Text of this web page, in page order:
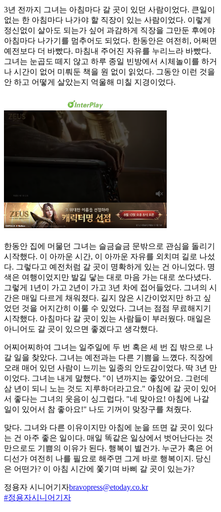
3년 전까지 그녀는 아침마다 갈 곳이 있던 사람이었다. 큰일이
없는 한 아침마다 나가야 할 직장이 있는 사람이었다. 이렇게
정신없이 살아도 되는가 싶어 과감하게 직장을 그만둔 후에야
아침마다 나가기를 멈추어도 되었다. 한동안은 여전히, 어쩌면
예전보다 더 바빴다. 마침내 주어진 자유를 누리느라 바빴다.
그녀는 눈곱도 떼지 않고 하루 종일 빈방에서 시체놀이를 하거
나 시간이 없어 미뤄둔 책을 원 없이 읽었다. 그동안 이런 것을
안 하고 어떻게 살았는지 억울해 미칠 지경이었다.
한동안 집에 머물던 그녀는 슬금슬금 문밖으로 관심을 돌리기
시작했다. 이 아까운 시간, 이 아까운 자유를 외치며 길로 나섰
다. 그렇다고 예전처럼 갈 곳이 명확하게 있는 건 아니었다. 명
색은 여행이었지만 발길 닿는 대로 마음 가는 대로 쏘다녔다.
그렇게 1년이 가고 2년이 가고 3년 차에 접어들었다. 그녀의 시
간은 매일 다르게 채워졌다. 길지 않은 시간이었지만 하고 싶
었던 것을 어지간히 이룰 수 있었다. 그녀는 점점 무료해지기
시작했다. 아침마다 갈 곳이 있는 사람들이 부러웠다. 매일은
아니어도 갈 곳이 있으면 좋겠다고 생각했다.
어찌어찌하여 그녀는 일주일에 두 번 혹은 세 번 집 밖으로 나
갈 일을 찾았다. 그녀는 예전과는 다른 기쁨을 느꼈다. 직장에
오래 매어 있던 사람이 느끼는 일종의 안도감이었다. 딱 3년 만
이었다. 그녀는 내게 말했다. "이 년까지는 좋았어요. 그런데
삼 년이 되니 노는 것도 지루하더라고요." 아침에 갈 곳이 있어
서 좋다는 그녀의 웃음이 싱그럽다. "네 맞아요! 아침에 나갈
일이 있어서 참 좋아요!" 나도 기꺼이 맞장구를 쳐줬다.
맞다. 그녀와 다른 이유이지만 아침에 눈을 뜨면 갈 곳이 있다
는 건 아주 좋은 일이다. 매일 똑같은 일상에서 벗어난다는 것
만으로도 기쁨의 이유가 된다. 행복이 별건가. 누군가 혹은 어
디선가 여전히 나를 필요로 해주면 그게 바로 행복이지. 당신
은 어떤가? 이 아침 시간에 쫓기며 바삐 갈 곳이 있는가?
정용자 시니어기자bravopress@etoday.co.kr
#정용자시니어기자